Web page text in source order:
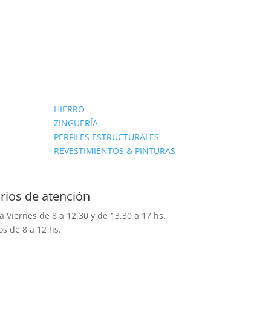
HIERRO
ZINGUERÍA
PERFILES ESTRUCTURALES
REVESTIMIENTOS & PINTURAS
de atención
Viernes de 8 a 12.30 y de 13.30 a 17 hs.
de 8 a 12 hs.